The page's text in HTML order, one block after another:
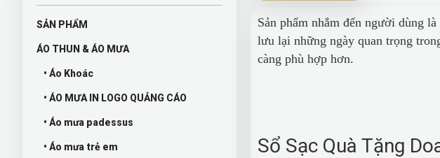
SẢN PHẨM
ÁO THUN & ÁO MƯA
• Áo Khoác
• ÁO MƯA IN LOGO QUẢNG CÁO
• Áo mưa padessus
• Áo mưa trẻ em
Sản phẩm nhắm đến người dùng
lưu lại những ngày quan trọng
càng phù hợp hơn.
Sổ có 3
Sổ Sạc Quà Tặng